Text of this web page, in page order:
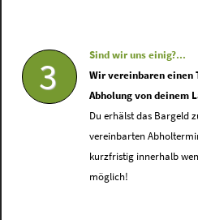
3
Sind wir uns einig?...
Wir vereinbaren einen
Abholung von deinem
Du erhälst das Bargeld
vereinbarten
kurzfristig innerhalb
möglich!